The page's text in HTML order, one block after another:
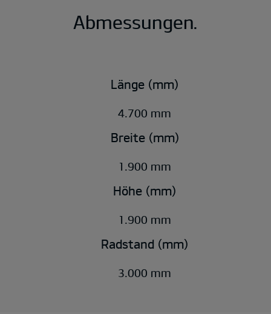
Abmessungen.
Länge (mm)
4.700 mm
Breite (mm)
1.900 mm
Höhe (mm)
1.900 mm
Radstand (mm)
3.000 mm